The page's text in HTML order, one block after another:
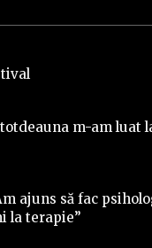
m-am luat
ajuns să fac
la terapie”